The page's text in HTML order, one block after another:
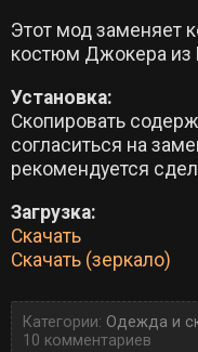
Этот мод заменяет
костюм Джокера из
Установка:
Скопировать
согласиться на
рекомендуется
Загрузка:
Скачать
Скачать (зеркало)
Категории: Одежда и
10 комментариев